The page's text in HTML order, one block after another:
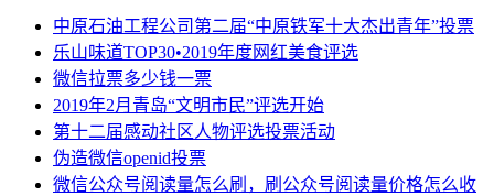
中原石油工程公司第二届“中原铁军十大杰出青年”投票
乐山味道TOP30•2019年度网红美食评选
微信拉票多少钱一票
2019年2月青岛“文明市民”评选开始
第十二届感动社区人物评选投票活动
伪造微信openid投票
微信公众号阅读量怎么刷，刷公众号阅读量价格怎么收